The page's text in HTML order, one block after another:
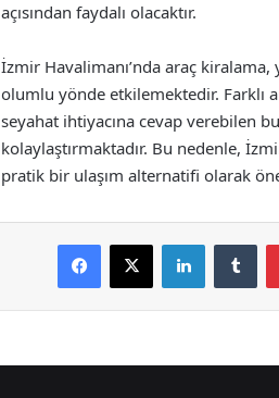
açısından faydalı olacaktır.
İzmir Havalimanı’nda araç
olumlu yönde etkilemektedir. Farklı
seyahat ihtiyacına cevap verebilen
kolaylaştırmaktadır. Bu nedenle,
pratik bir ulaşım alternatifi olarak
Facebook
X LinkedIn